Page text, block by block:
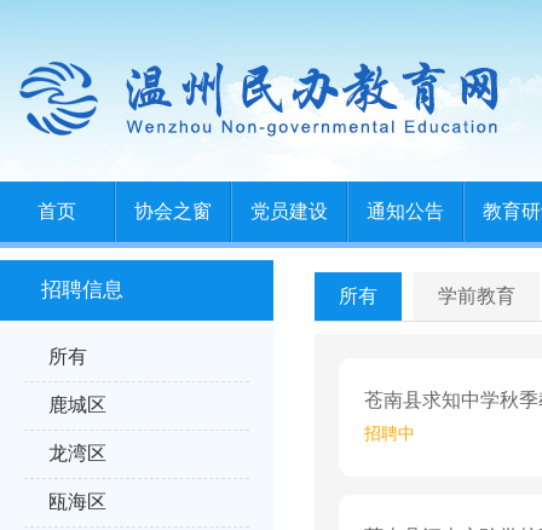
首页 协会之窗 党员建设 通知公告 教育
招聘信息
所有
鹿城区
龙湾区
瓯海区
所有 学前教育
苍南县求知中学秋
招聘中